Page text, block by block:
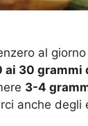
al
ai 30 grammi
3-4
anche degli